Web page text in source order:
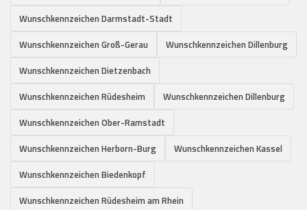
Wunschkennzeichen Darmstadt-Stadt
Wunschkennzeichen Groß-Gerau
Wunschkennzeichen Dillenburg
Wunschkennzeichen Dietzenbach
Wunschkennzeichen Rüdesheim
Wunschkennzeichen Dillenburg
Wunschkennzeichen Ober-Ramstadt
Wunschkennzeichen Herborn-Burg
Wunschkennzeichen Kassel
Wunschkennzeichen Biedenkopf
Wunschkennzeichen Rüdesheim am Rhein